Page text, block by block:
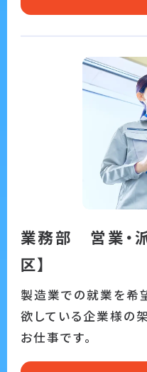
業務部 営業・
区】
製造業での就業を希
欲している企業様の
お仕事です。